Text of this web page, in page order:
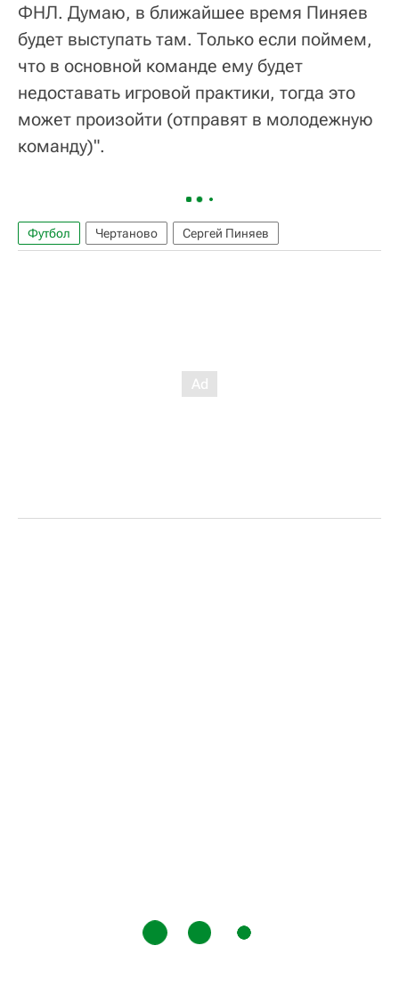
ФНЛ. Думаю, в ближайшее время Пиняев
будет выступать там. Только если поймем,
что в основной команде ему будет
недоставать игровой практики, тогда это
может произойти (отправят в молодежную
команду)".
Футбол Чертаново Сергей Пиняев